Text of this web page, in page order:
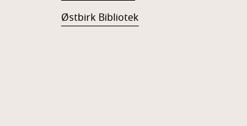
Østbirk Bibliotek